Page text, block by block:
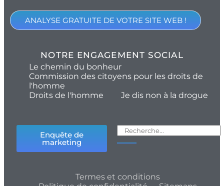
ANALYSE GRATUITE DE VOTRE SITE WEB !
NOTRE ENGAGEMENT SOCIAL
Le chemin du bonheur
Commission des citoyens pour les droits de
l'homme
Droits de l'homme
Je dis non à la drogue
Enquête de
marketing
Termes et conditions